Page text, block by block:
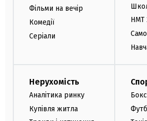
Фільми на вечір
Комедії
Серіали
НМТ
Нерухомість
Аналітика ринку
Купівля житла
Бокс